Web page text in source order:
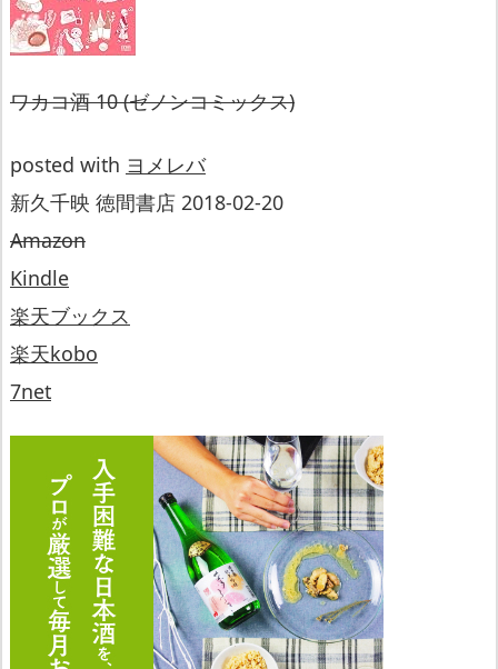
ワカコ酒 10 (ゼノンコミックス)
posted with ヨメレバ
新久千映 徳間書店 2018-02-20
Amazon
Kindle
楽天ブックス
楽天kobo
7net